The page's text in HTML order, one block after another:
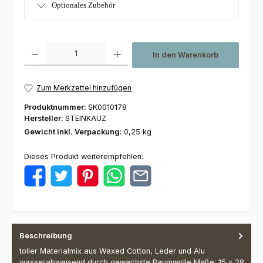
Optionales Zubehör
In den Warenkorb
Zum Merkzettel hinzufügen
Produktnummer: SK0010178
Hersteller: STEINKAUZ
Gewicht inkl. Verpackung: 0,25 kg
Dieses Produkt weiterempfehlen:
Beschreibung
toller Materialmix aus Waxed Cotton, Leder und Alu